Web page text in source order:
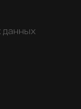
данных